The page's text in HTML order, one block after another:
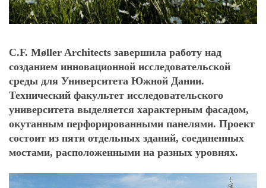
C.F. Møller Architects завершила работу над
созданием инновационной исследовательской
среды для Университета Южной Дании.
Технический факультет исследовательского
университета выделяется характерным фасадом,
окутанным перфорированными панелями. Проект
состоит из пяти отдельных зданий, соединенных
мостами, расположенными на разных уровнях.